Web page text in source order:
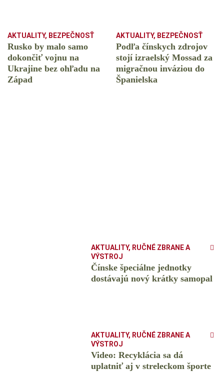
AKTUALITY, BEZPEČNOSŤ
Rusko by malo samo
dokončiť vojnu na
Ukrajine bez ohľadu na
Západ
AKTUALITY, BEZPEČNOSŤ
Podľa čínskych zdrojov
stojí izraelský Mossad za
migračnou inváziou do
Španielska
AKTUALITY, RUČNÉ ZBRANE A
VÝSTROJ
Čínske špeciálne jednotky
dostávajú nový krátky samopal
AKTUALITY, RUČNÉ ZBRANE A
VÝSTROJ
Video: Recyklácia sa dá
uplatniť aj v streleckom športe